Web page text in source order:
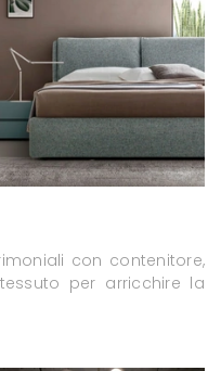
con contenitore,
per arricchire la